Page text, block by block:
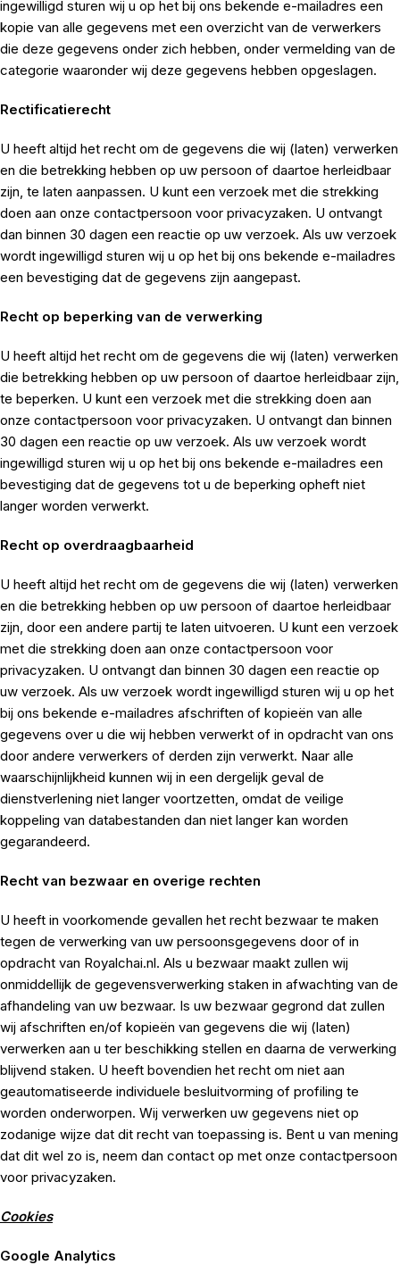
ingewilligd sturen wij u op het bij ons bekende e-mailadres een
kopie van alle gegevens met een overzicht van de verwerkers
die deze gegevens onder zich hebben, onder vermelding van de
categorie waaronder wij deze gegevens hebben opgeslagen.
Rectificatierecht
U heeft altijd het recht om de gegevens die wij (laten) verwerken
en die betrekking hebben op uw persoon of daartoe herleidbaar
zijn, te laten aanpassen. U kunt een verzoek met die strekking
doen aan onze contactpersoon voor privacyzaken. U ontvangt
dan binnen 30 dagen een reactie op uw verzoek. Als uw verzoek
wordt ingewilligd sturen wij u op het bij ons bekende e-mailadres
een bevestiging dat de gegevens zijn aangepast.
Recht op beperking van de verwerking
U heeft altijd het recht om de gegevens die wij (laten) verwerken
die betrekking hebben op uw persoon of daartoe herleidbaar zijn,
te beperken. U kunt een verzoek met die strekking doen aan
onze contactpersoon voor privacyzaken. U ontvangt dan binnen
30 dagen een reactie op uw verzoek. Als uw verzoek wordt
ingewilligd sturen wij u op het bij ons bekende e-mailadres een
bevestiging dat de gegevens tot u de beperking opheft niet
langer worden verwerkt.
Recht op overdraagbaarheid
U heeft altijd het recht om de gegevens die wij (laten) verwerken
en die betrekking hebben op uw persoon of daartoe herleidbaar
zijn, door een andere partij te laten uitvoeren. U kunt een verzoek
met die strekking doen aan onze contactpersoon voor
privacyzaken. U ontvangt dan binnen 30 dagen een reactie op
uw verzoek. Als uw verzoek wordt ingewilligd sturen wij u op het
bij ons bekende e-mailadres afschriften of kopieën van alle
gegevens over u die wij hebben verwerkt of in opdracht van ons
door andere verwerkers of derden zijn verwerkt. Naar alle
waarschijnlijkheid kunnen wij in een dergelijk geval de
dienstverlening niet langer voortzetten, omdat de veilige
koppeling van databestanden dan niet langer kan worden
gegarandeerd.
Recht van bezwaar en overige rechten
U heeft in voorkomende gevallen het recht bezwaar te maken
tegen de verwerking van uw persoonsgegevens door of in
opdracht van Royalchai.nl. Als u bezwaar maakt zullen wij
onmiddellijk de gegevensverwerking staken in afwachting van de
afhandeling van uw bezwaar. Is uw bezwaar gegrond dat zullen
wij afschriften en/of kopieën van gegevens die wij (laten)
verwerken aan u ter beschikking stellen en daarna de verwerking
blijvend staken. U heeft bovendien het recht om niet aan
geautomatiseerde individuele besluitvorming of profiling te
worden onderworpen. Wij verwerken uw gegevens niet op
zodanige wijze dat dit recht van toepassing is. Bent u van mening
dat dit wel zo is, neem dan contact op met onze contactpersoon
voor privacyzaken.
Cookies
Google Analytics